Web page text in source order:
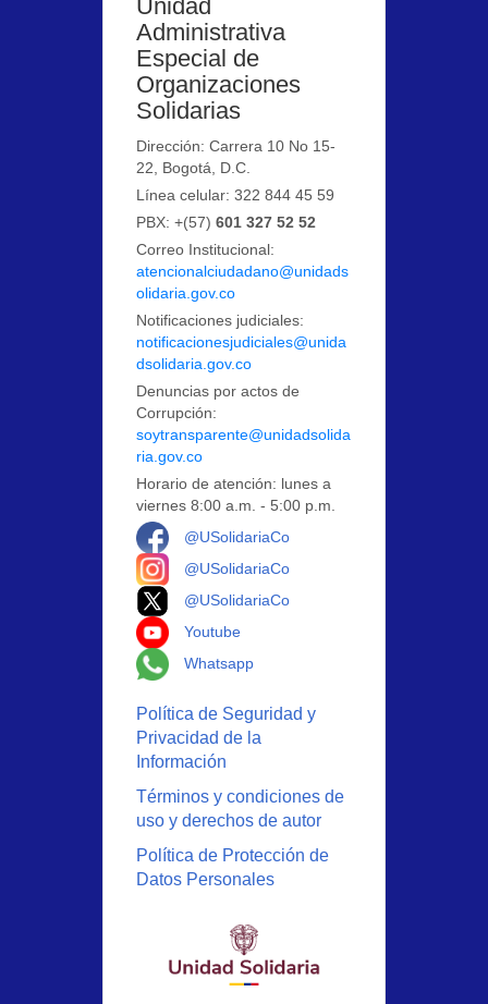
Unidad
Administrativa
Especial de
Organizaciones
Solidarias
Dirección: Carrera 10 No 15-
22, Bogotá, D.C.
Línea celular: 322 844 45 59
PBX: +(57)601 327 52 52
Correo Institucional:
atencionalciudadano@unidads
olidaria.gov.co
Notificaciones judiciales:
notificacionesjudiciales@unida
dsolidaria.gov.co
Denuncias por actos de
Corrupción:
soytransparente@unidadsolida
ria.gov.co
Horario de atención: lunes a
viernes 8:00 a.m. - 5:00 p.m.
@USolidariaCo
@USolidariaCo
@USolidariaCo
Youtube
Whatsapp
Política de Seguridad y
Privacidad de la
Información
Términos y condiciones de
uso y derechos de autor
Política de Protección de
Datos Personales